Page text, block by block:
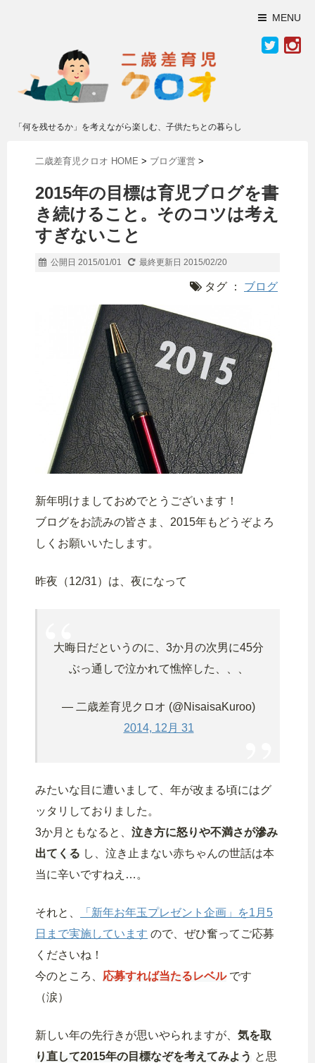
MENU
「何を残せるか」を考えながら楽しむ、子供たちとの暮らし
二歳差育児クロオ HOME > ブログ運営 >
2015年の目標は育児ブログを書
き続けること。そのコツは考え
すぎないこと
公開日 2015/01/01 最終更新日 2015/02/20
タグ ： ブログ
新年明けましておめでとうございます！
ブログをお読みの皆さま、2015年もどうぞよろ
しくお願いいたします。
昨夜（12/31）は、夜になって
大晦日だというのに、3か月の次男に45分
ぶっ通しで泣かれて憔悴した、、、
— 二歳差育児クロオ (@NisaisaKuroo)
2014, 12月 31
みたいな目に遭いまして、年が改まる頃にはグ
ッタリしておりました。
3か月ともなると、 泣き方に怒りや不満さが滲み
出てくる し、泣き止まない赤ちゃんの世話は本
当に辛いですねえ…。
それと、
「新年お年玉プレゼント企画」を1月5
日まで実施しています ので、ぜひ奮ってご応募
くださいね！
今のところ、 応募すれば当たるレベルです
（涙）
新しい年の先行きが思いやられますが、 気を取
り直して2015年の目標なぞを考えてみよう と思